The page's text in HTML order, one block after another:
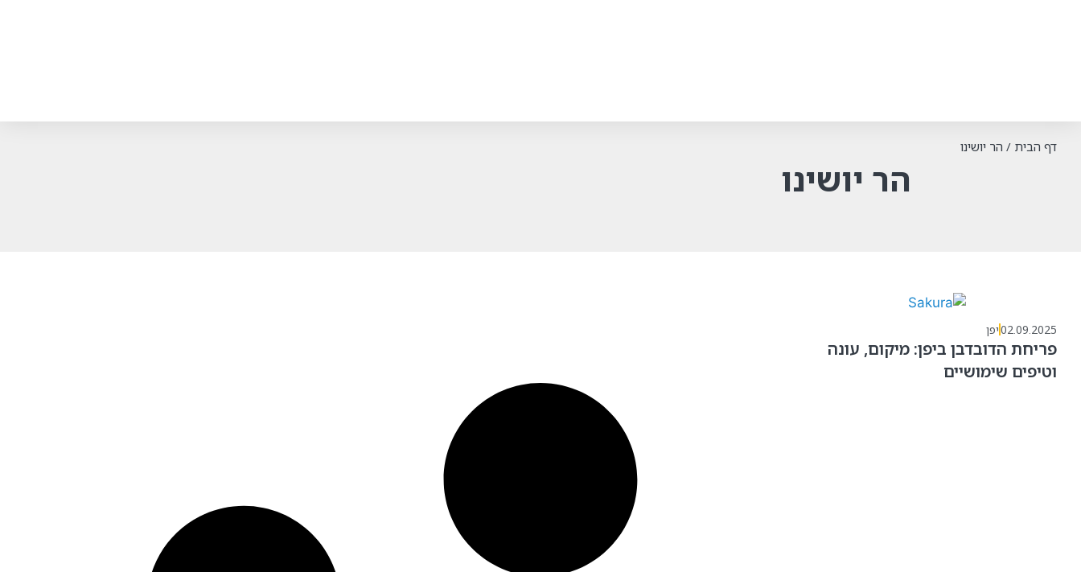
דף הבית / הר יושינו
הר יושינו
02.09.2025יפן
פריחת הדובדבן ביפן: מיקום, עונה
וטיפים שימושיים